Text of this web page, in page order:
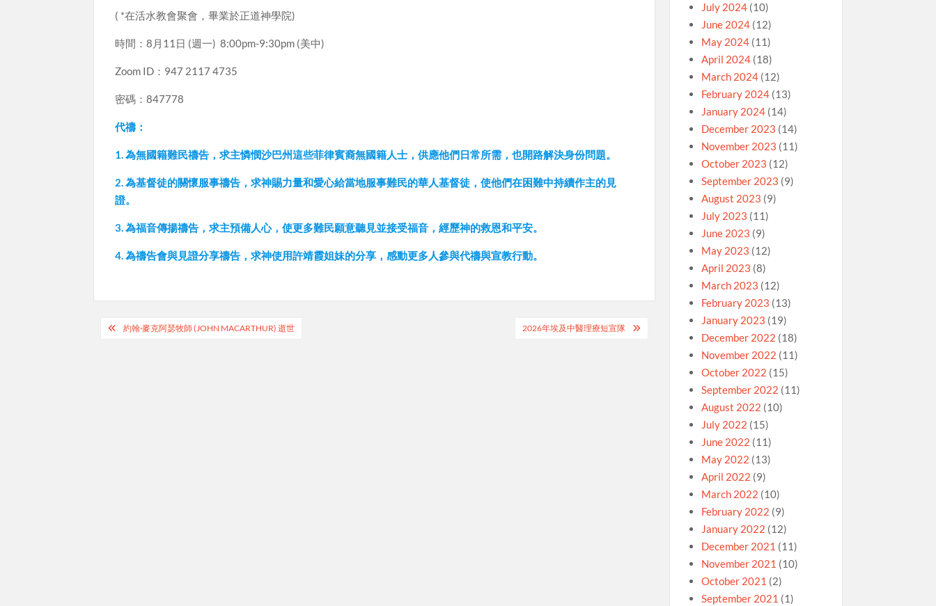
( *在活水教會聚會，畢業於正道神學院)
時間：8月11日 (週一) 8:00pm-9:30pm (美中)
Zoom ID：947 2117 4735
密碼：847778
代禱：
1. 為無國籍難民禱告，求主憐憫沙巴州這些菲律賓裔無國籍人士，供應他們日常所需，也開路解決身份問題。
2. 為基督徒的關懷服事禱告，求神賜力量和愛心給當地服事難民的華人基督徒，使他們在困難中持續作主的見
證。
3. 為福音傳揚禱告，求主預備人心，使更多難民願意聽見並接受福音，經歷神的救恩和平安。
4. 為禱告會與見證分享禱告，求神使用許靖霞姐妹的分享，感動更多人參與代禱與宣教行動。
Post約翰·麥克阿瑟牧師 (JOHN MACARTHUR) 逝世 2026年埃及中醫理療短宣隊
July 2024(10)
June 2024(12)
May 2024(11)
April 2024(18)
March 2024(12)
February 2024(13)
January 2024(14)
December 2023 (14)
November 2023 (11)
October 2023 (12)
September 2023 (9)
August 2023 (9)
July 2023 (11)
June 2023 (9)
May 2023 (12)
April 2023 (8)
March 2023 (12)
February 2023 (13)
January 2023 (19)
December 2022 (18)
November 2022 (11)
October 2022 (15)
September 2022 (11)
August 2022 (10)
July 2022 (15)
June 2022 (11)
May 2022 (13)
April 2022 (9)
March 2022 (10)
February 2022 (9)
January 2022 (12)
December 2021 (11)
November 2021 (10)
October 2021 (2)
September 2021 (1)